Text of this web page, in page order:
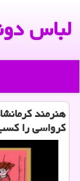
لباس
هنرمند
کرواسی را